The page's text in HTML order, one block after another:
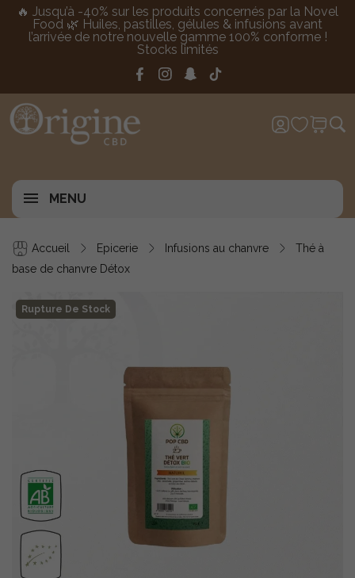
🔥 Jusqu’à -40% sur les produits concernés par la Novel
Food 🌿 Huiles, pastilles, gélules & infusions avant
l’arrivée de notre nouvelle gamme 100% conforme !
Stocks limités
MENU
Accueil Epicerie Infusions au chanvre
Thé à
base de chanvre Détox
Rupture De Stock